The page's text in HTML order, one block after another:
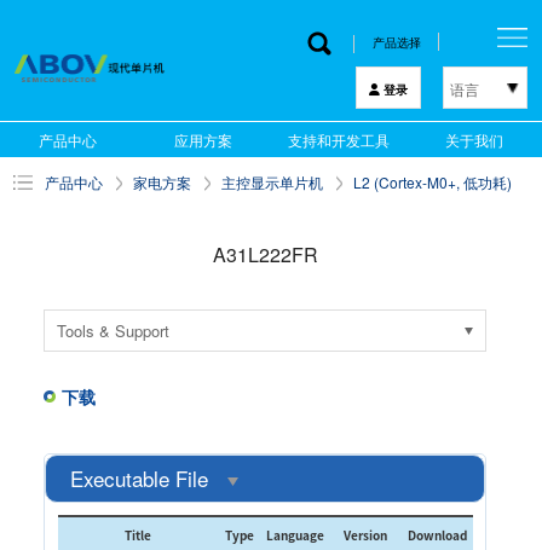
产品选择
登录 语言
한국어
English
中文
产品中心 应用方案 支持和开发工具 关于我们
产品中心 家电方案 主控显示单片机 L2 (Cortex-M0+, 低功耗)
A31L222FR
Tools & Support
下载
Executable File
Title Type Language Version Download